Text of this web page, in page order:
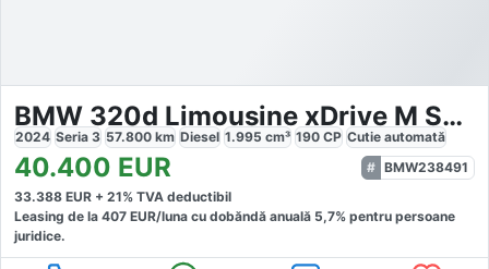
BMW 320d Limousine xDrive M Sport
2024 Seria 3 57.800 km Diesel 1.995 cm³ 190 CP Cutie automată
40.400 EUR
BMW238491
33.388 EUR + 21% TVA deductibil
Leasing de la 407 EUR/luna cu dobăndă anuală 5,7% pentru persoane
juridice.